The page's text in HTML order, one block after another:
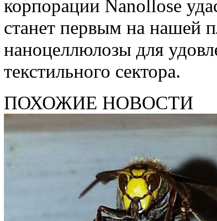
корпорации Nanollose
станет первым на нашей
наноцеллюлозы для
текстильного сектора.
ПОХОЖИЕ НОВОСТИ